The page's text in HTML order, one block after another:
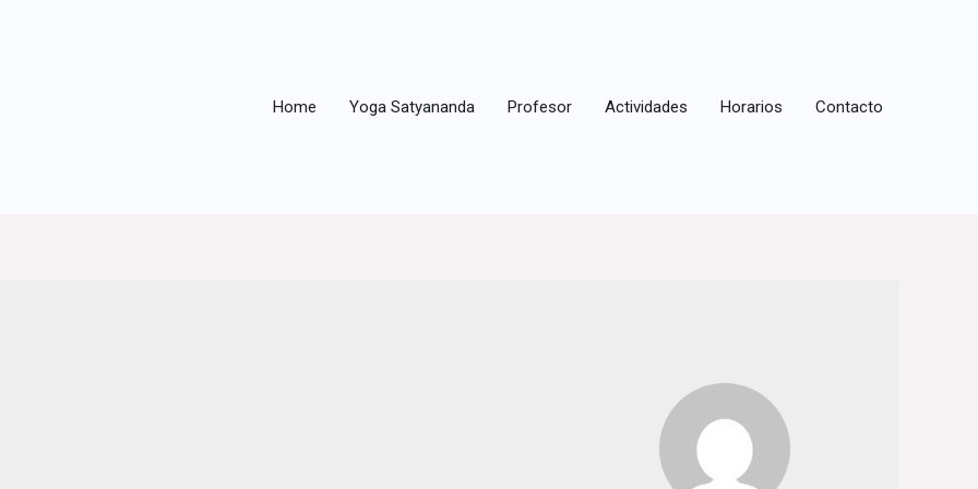
Home
Yoga Satyananda Profesor Actividades Horarios Contacto